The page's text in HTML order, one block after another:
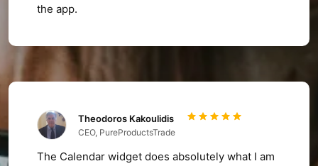
the app.
Theodoros Kakoulidis
CEO, PureProductsTrade
The Calendar widget does absolutely what I am